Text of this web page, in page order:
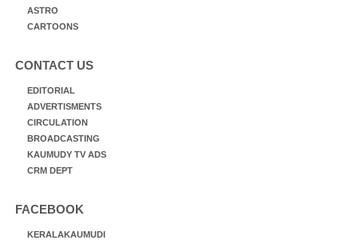
ASTRO
CARTOONS
CONTACT US
EDITORIAL
ADVERTISMENTS
CIRCULATION
BROADCASTING
KAUMUDY TV ADS
CRM DEPT
FACEBOOK
KERALAKAUMUDI